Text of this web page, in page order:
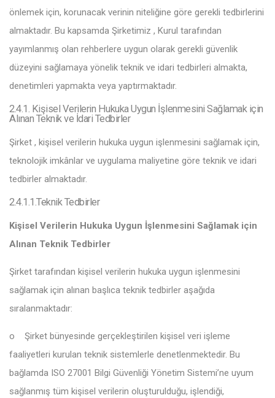
önlemek için, korunacak verinin niteliğine göre gerekli tedbirlerini
almaktadır. Bu kapsamda Şirketimiz , Kurul tarafından
yayımlanmış olan rehberlere uygun olarak gerekli güvenlik
düzeyini sağlamaya yönelik teknik ve idari tedbirleri almakta,
denetimleri yapmakta veya yaptırmaktadır.
2.4.1. Kişisel Verilerin Hukuka Uygun İşlenmesini Sağlamak için
Alınan Teknik ve İdari Tedbirler
Şirket , kişisel verilerin hukuka uygun işlenmesini sağlamak için,
teknolojik imkânlar ve uygulama maliyetine göre teknik ve idari
tedbirler almaktadır.
2.4.1.1.Teknik Tedbirler
Kişisel Verilerin Hukuka Uygun İşlenmesini Sağlamak için
Alınan Teknik Tedbirler
Şirket tarafından kişisel verilerin hukuka uygun işlenmesini
sağlamak için alınan başlıca teknik tedbirler aşağıda
sıralanmaktadır:
o
Şirket bünyesinde gerçekleştirilen kişisel veri işleme
faaliyetleri kurulan teknik sistemlerle denetlenmektedir. Bu
bağlamda ISO 27001 Bilgi Güvenliği Yönetim Sistemi’ne uyum
sağlanmış tüm kişisel verilerin oluşturulduğu, işlendiği,